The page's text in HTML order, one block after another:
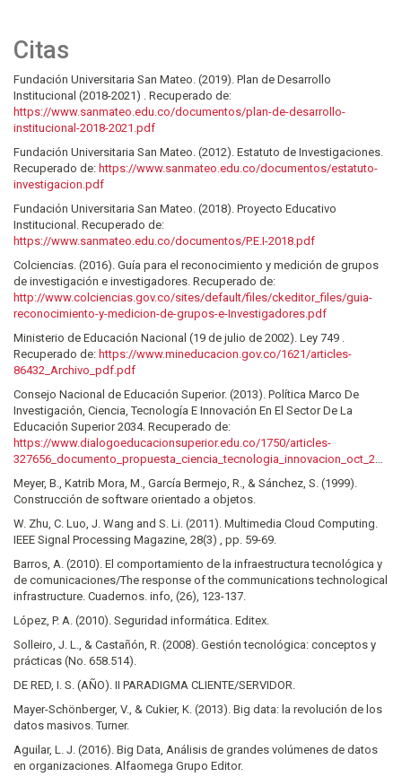
Citas
Fundación Universitaria San Mateo. (2019). Plan de Desarrollo
Institucional (2018-2021) . Recuperado de:
https://www.sanmateo.edu.co/documentos/plan-de-desarrollo-
institucional-2018-2021.pdf
Fundación Universitaria San Mateo. (2012). Estatuto de Investigaciones.
Recuperado de: https://www.sanmateo.edu.co/documentos/estatuto-
investigacion.pdf
Fundación Universitaria San Mateo. (2018). Proyecto Educativo
Institucional. Recuperado de:
https://www.sanmateo.edu.co/documentos/P.E.I-2018.pdf
Colciencias. (2016). Guía para el reconocimiento y medición de grupos
de investigación e investigadores. Recuperado de:
http://www.colciencias.gov.co/sites/default/files/ckeditor_files/guia-
reconocimiento-y-medicion-de-grupos-e-Investigadores.pdf
Ministerio de Educación Nacional (19 de julio de 2002). Ley 749 .
Recuperado de: https://www.mineducacion.gov.co/1621/articles-
86432_Archivo_pdf.pdf
Consejo Nacional de Educación Superior. (2013). Política Marco De
Investigación, Ciencia, Tecnología E Innovación En El Sector De La
Educación Superior 2034. Recuperado de:
https://www.dialogoeducacionsuperior.edu.co/1750/articles-
327656_documento_propuesta_ciencia_tecnologia_innovacion_oct_22.pdf
Meyer, B., Katrib Mora, M., García Bermejo, R., & Sánchez, S. (1999).
Construcción de software orientado a objetos.
W. Zhu, C. Luo, J. Wang and S. Li. (2011). Multimedia Cloud Computing.
IEEE Signal Processing Magazine, 28(3) , pp. 59-69.
Barros, A. (2010). El comportamiento de la infraestructura tecnológica y
de comunicaciones/The response of the communications technological
infrastructure. Cuadernos. info, (26), 123-137.
López, P. A. (2010). Seguridad informática. Editex.
Solleiro, J. L., & Castañón, R. (2008). Gestión tecnológica: conceptos y
prácticas (No. 658.514).
DE RED, I. S. (AÑO). II PARADIGMA CLIENTE/SERVIDOR.
Mayer-Schönberger, V., & Cukier, K. (2013). Big data: la revolución de los
datos masivos. Turner.
Aguilar, L. J. (2016). Big Data, Análisis de grandes volúmenes de datos
en organizaciones. Alfaomega Grupo Editor.